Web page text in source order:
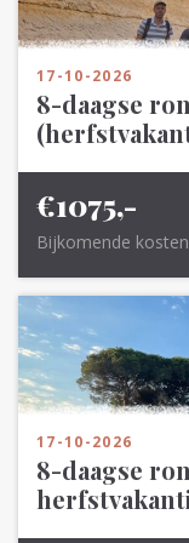
17-10-2026
8-daagse
€1075,-
Bijkomende kosten
17-10-2026
8-daagse